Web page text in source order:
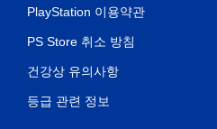
PlayStation 이용약관
PS Store 취소 방침
건강상 유의사항
등급 관련 정보